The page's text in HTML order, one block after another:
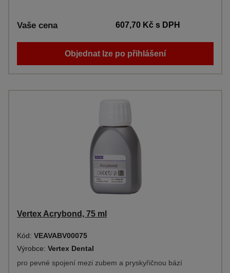
Vaše cena 607,70 Kčs DPH
Objednat lze po přihlášení
Vertex Acrybond, 75 ml
Kód: VEAVABV00075
Výrobce: Vertex Dental
pro pevné spojení mezi zubem a pryskyřičnou bází